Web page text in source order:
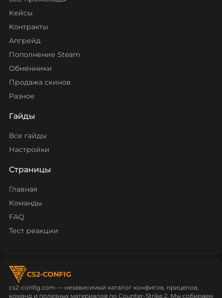
Кейсы
Контракты
Апгрейд
Пополнение Steam
Обменники
Продажа скинов
Разное
Гайды
Все гайды
Настройки
Страницы
Главная
Команды
FAQ
Тест реакции
CS2-CONFIG
cs2-config.com — независимый каталог конфигов, прицелов,
команд и полезных материалов по Counter‑Strike 2. Мы собираем